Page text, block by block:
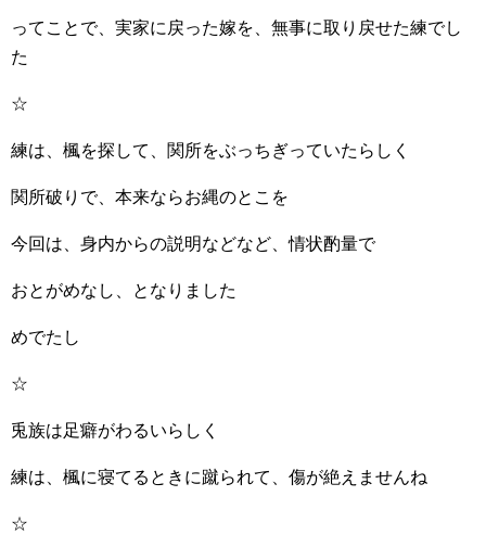
ってことで、実家に戻った嫁を、無事に取り戻せた練でし
た
☆
練は、楓を探して、関所をぶっちぎっていたらしく
関所破りで、本来ならお縄のとこを
今回は、身内からの説明などなど、情状酌量で
おとがめなし、となりました
めでたし
☆
兎族は足癖がわるいらしく
練は、楓に寝てるときに蹴られて、傷が絶えませんね
☆